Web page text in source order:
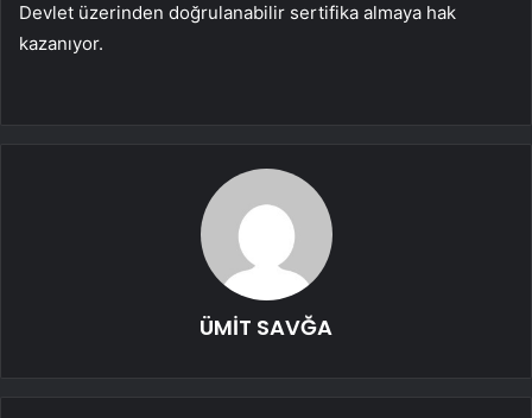
Devlet üzerinden doğrulanabilir sertifika almaya hak
kazanıyor.
ÜMİT SAVĞA